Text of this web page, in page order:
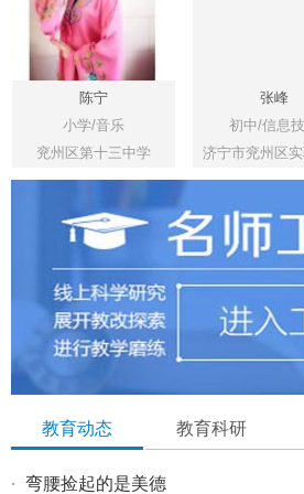
陈宁
小学/音乐
兖州区第十三中学
张峰
初中/信息
济宁市兖州区
中学
教育动态 教育科研
· 弯腰捡起的是美德